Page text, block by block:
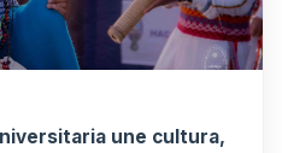
une cultura,